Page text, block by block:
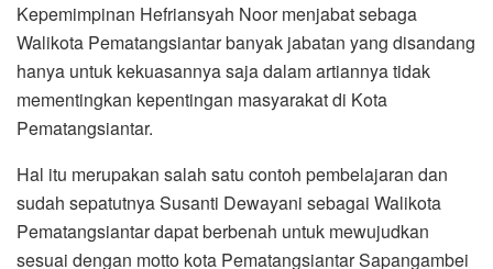
Kepemimpinan Hefriansyah Noor menjabat sebaga
Walikota Pematangsiantar banyak jabatan yang disandang
hanya untuk kekuasannya saja dalam artiannya tidak
mementingkan kepentingan masyarakat di Kota
Pematangsiantar.
Hal itu merupakan salah satu contoh pembelajaran dan
sudah sepatutnya Susanti Dewayani sebagai Walikota
Pematangsiantar dapat berbenah untuk mewujudkan
sesuai dengan motto kota Pematangsiantar Sapangambei